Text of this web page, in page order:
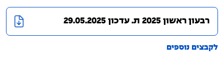
רבעון ראשון 2025 ת. עדכון 29.05.2025
לקבצים נוספים